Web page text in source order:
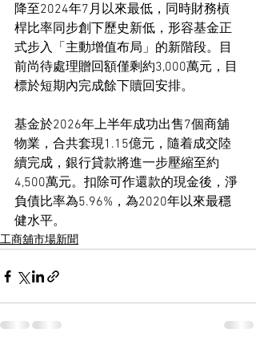
降至2024年7月以來最低，同時財務槓
桿比率同步創下歷史新低，形容基金正
式步入「主動增值布局」的新階段。目
前尚待處理贈回額僅剩約3,000萬元，目
標於短期內完成餘下贖回安排。
基金於2026年上半年成功出售7個商舖
物業，合共套現1.15億元，隨着成交陸
續完成，銀行貸款將進一步壓縮至約
4,500萬元。扣除可作還款的現金後，淨
負債比率為5.96%，為2020年以來最穩
健水平。
工商舖市場新聞